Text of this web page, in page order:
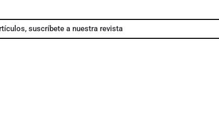
suscríbete a nuestra revista